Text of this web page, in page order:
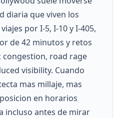
diaria que viven los
por I-5, I-10 y I-405,
de 42 minutos y retos
road rage
visibility. Cuando
mas millaje, mas
en horarios
incluso antes de mirar